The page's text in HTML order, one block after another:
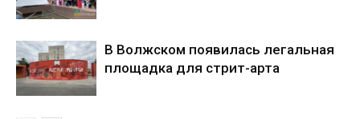
В Волжском появилась легальная
площадка для стрит-арта